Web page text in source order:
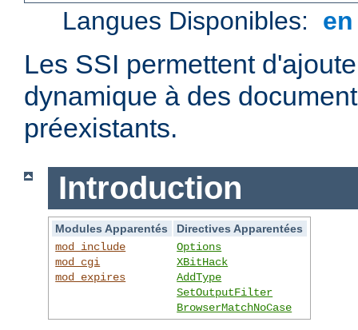
Langues Disponibles:
Les SSI permettent
dynamique à des
préexistants.
Introduction
Modules Apparentés
Directives Apparentées
mod_include
mod_cgi
mod_expires
Options
XBitHack
AddType
SetOutputFilter
BrowserMatchNoCase